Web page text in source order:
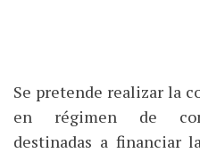
Se pretende realizar la
en régimen de
destinadas a financiar